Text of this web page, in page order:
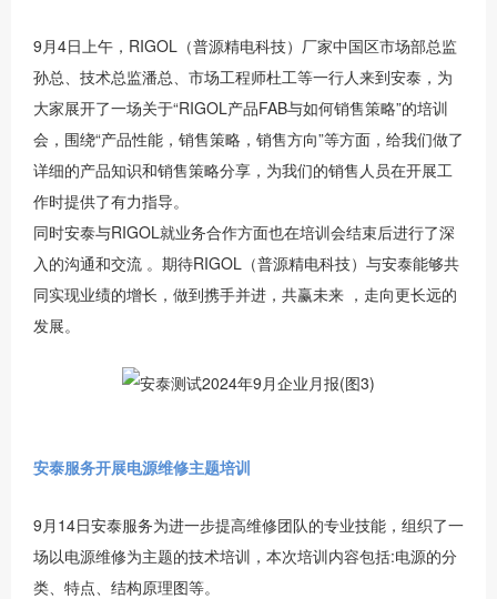
9月4日上午，RIGOL（普源精电科技）厂家中国区市场部总监
孙总、技术总监潘总、市场工程师杜工等一行人来到安泰，为
大家展开了一场关于“RIGOL产品FAB与如何销售策略”的培训
会，围绕“产品性能，销售策略，销售方向”等方面，给我们做了
详细的产品知识和销售策略分享，为我们的销售人员在开展工
作时提供了有力指导。
同时安泰与RIGOL就业务合作方面也在培训会结束后进行了深
入的沟通和交流 。期待RIGOL（普源精电科技）与安泰能够共
同实现业绩的增长，做到携手并进，共赢未来 ，走向更长远的
发展。
安泰服务开展电源维修主题培训
9月14日安泰服务为进一步提高维修团队的专业技能，组织了一
场以电源维修为主题的技术培训，本次培训内容包括:电源的分
类、特点、结构原理图等。